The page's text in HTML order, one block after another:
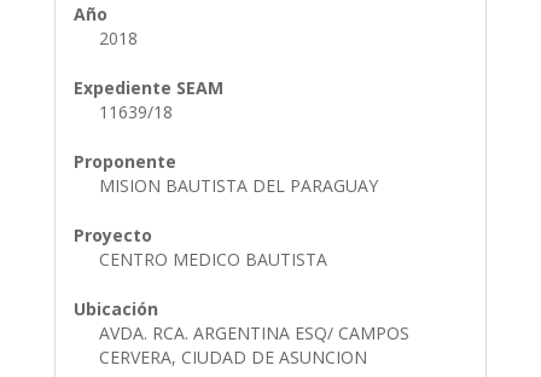
Año
2018
Expediente SEAM
11639/18
Proponente
MISION BAUTISTA DEL PARAGUAY
Proyecto
CENTRO MEDICO BAUTISTA
Ubicación
AVDA. RCA. ARGENTINA ESQ/ CAMPOS
CERVERA, CIUDAD DE ASUNCION